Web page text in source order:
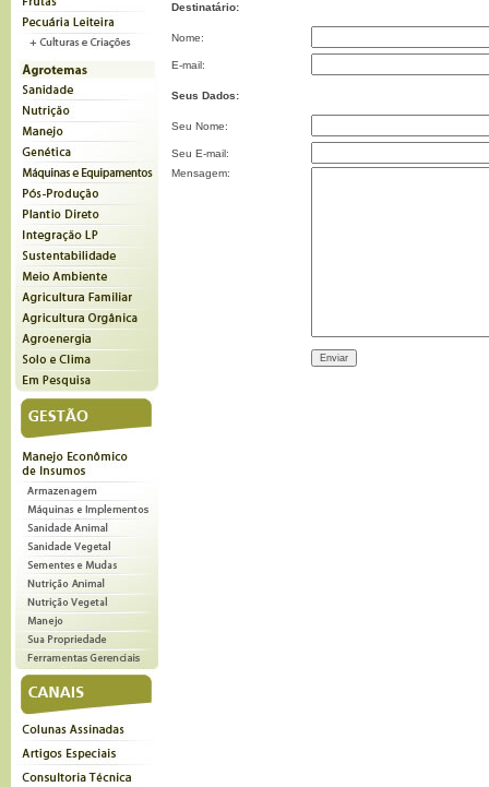
Destinatário:
Nome:
E-mail:
Seus Dados:
Seu Nome:
Seu E-mail:
Mensagem: